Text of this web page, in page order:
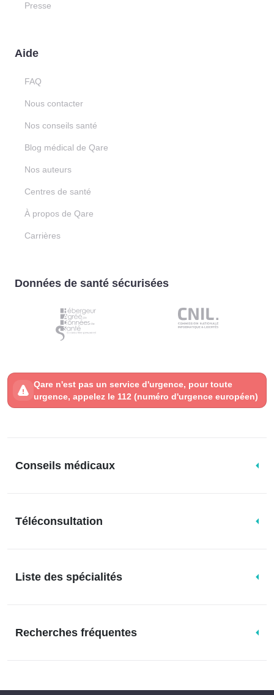
Presse
Aide
FAQ
Nous contacter
Nos conseils santé
Blog médical de Qare
Nos auteurs
Centres de santé
À propos de Qare
Carrières
Données de santé sécurisées
Qare n'est pas un service d'urgence, pour toute
urgence, appelez le 112 (numéro d'urgence européen)
Conseils médicaux
Téléconsultation
Liste des spécialités
Recherches fréquentes